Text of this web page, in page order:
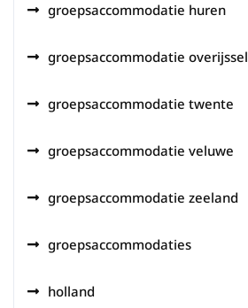
groepsaccommodatie huren
groepsaccommodatie overijssel
groepsaccommodatie twente
groepsaccommodatie veluwe
groepsaccommodatie zeeland
groepsaccommodaties
holland